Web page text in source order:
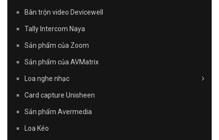
Bàn trộn video Devicewell
Tally Intercom Naya
Sản phẩm của Zoom
Sản phẩm của AVMatrix
Loa nghe nhạc
Card capture Unisheen
Sản phẩm Avermedia
Loa Kéo